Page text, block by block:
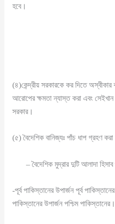
হবে।
(৪)কেন্দ্রীয় সরকারকে কর দিতে অস্বীকার
আরোপের ক্ষমতা ন্যাস্ত করা এবং সেইখান
সরকার।
(৫) বৈদেশিক বানিজ্যঃ পাঁচ ধাপ গ্রহণ
– বৈদেশিক মুদ্রার দুটি আলাদা
-পূর্ব পাকিস্তানের উপার্জন পূর্ব
পাকিস্তানের উপার্জন পশ্চিম পাকিস্তানের।